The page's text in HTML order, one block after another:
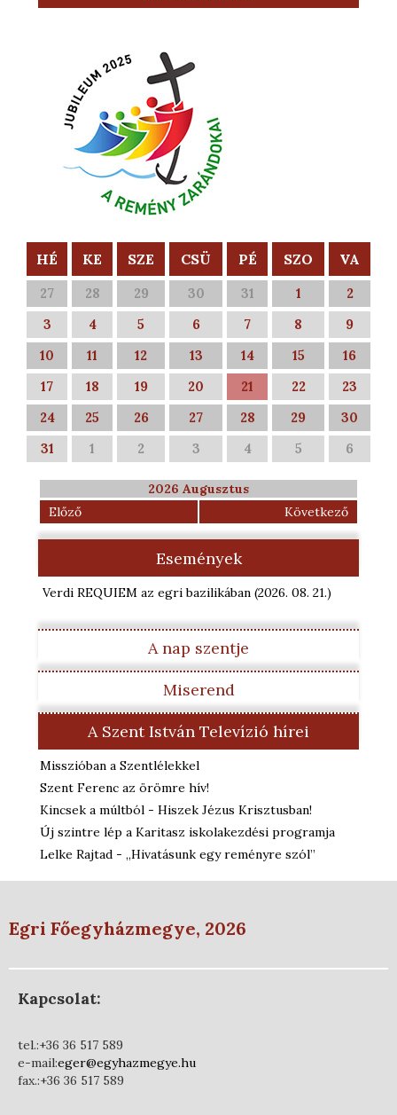
HÉ KE SZE CSÜ PÉ SZO VA
27 28 29 30 31 1
2
3
4 5 6 7 8
9
10
11 12 13 14 15
16
17
18 19 20 21 22
23
24
25 26 27 28 29
30
31
1 2 3 4 5 6
2026 Augusztus
Előző
Következő
Események
Verdi REQUIEM az egri bazilikában (2026. 08. 21.)
A nap szentje
Miserend
A Szent István Televízió hírei
Misszióban a Szentlélekkel
Szent Ferenc az örömre hív!
Kincsek a múltból - Hiszek Jézus Krisztusban!
Új szintre lép a Karitasz iskolakezdési programja
Lelke Rajtad - „Hivatásunk egy reményre szól”
Egri Főegyházmegye, 2026
Kapcsolat:
tel.:+36 36 517 589
e-mail:eger@egyhazmegye.hu
fax.:+36 36 517 589